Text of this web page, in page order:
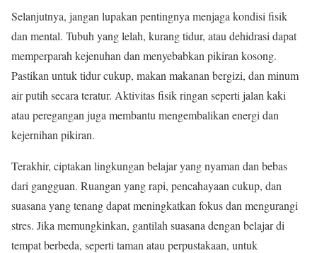
Selanjutnya, jangan lupakan pentingnya menjaga kondisi fisik
dan mental. Tubuh yang lelah, kurang tidur, atau dehidrasi dapat
memperparah kejenuhan dan menyebabkan pikiran kosong.
Pastikan untuk tidur cukup, makan makanan bergizi, dan minum
air putih secara teratur. Aktivitas fisik ringan seperti jalan kaki
atau peregangan juga membantu mengembalikan energi dan
kejernihan pikiran.
Terakhir, ciptakan lingkungan belajar yang nyaman dan bebas
dari gangguan. Ruangan yang rapi, pencahayaan cukup, dan
suasana yang tenang dapat meningkatkan fokus dan mengurangi
stres. Jika memungkinkan, gantilah suasana dengan belajar di
tempat berbeda, seperti taman atau perpustakaan, untuk